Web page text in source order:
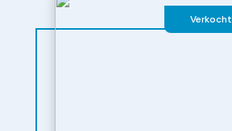
Verkocht